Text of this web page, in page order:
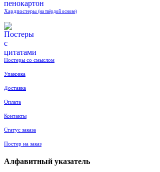
Хардпостеры (на твёрдой основе)
Постеры со смыслом
Упаковка
Доставка
Оплата
Контакты
Статус заказа
Постер на заказ
Алфавитный указатель